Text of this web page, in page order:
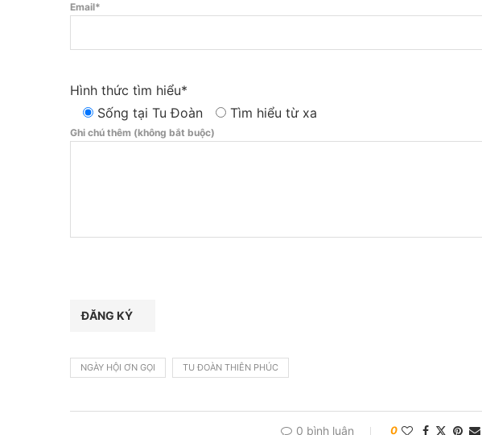
Email*
Hình thức tìm hiểu*
Sống tại Tu Đoàn
Tìm hiểu từ xa
Ghi chú thêm (không bắt buộc)
NGÀY HỘI ƠN GỌI TU ĐOÀN THIÊN PHÚC
0 bình luận 0